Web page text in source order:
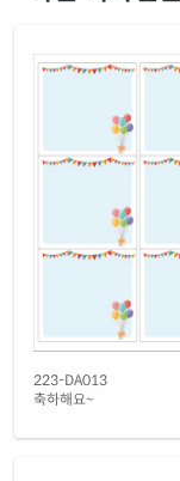
노란색 모조
흰색 모조
CJ223-
흰색 무광
흰색 광택
223-DA013
축하해요~